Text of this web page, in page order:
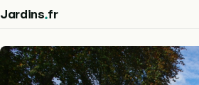
Jardins.fr